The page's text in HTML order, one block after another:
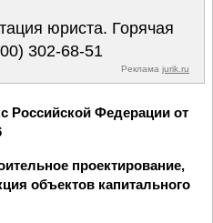
юриста. Горячая
302-68-51
Реклама jurik.ru
Российской Федерации от
проектирование,
объектов капитального